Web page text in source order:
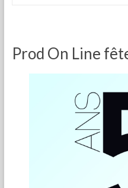
Prod On Line